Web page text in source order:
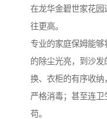
在龙华金碧世家花
往更高。
专业的家庭保姆能够
的除尘光亮，到沙
换、衣柜的有序收
严格消毒；甚至连
苟。